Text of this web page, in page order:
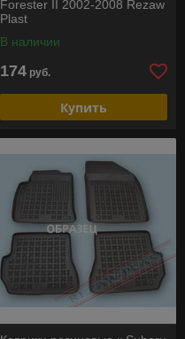
Forester II 2002-2008 Rezaw
Plast
В наличии
174 руб.
Купить